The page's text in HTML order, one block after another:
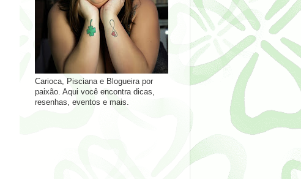
Carioca, Pisciana e Blogueira por
paixão. Aqui você encontra dicas,
resenhas, eventos e mais.